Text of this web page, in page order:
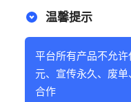
温馨提示
平台所有产品不允
元、宣传永久、废
合作